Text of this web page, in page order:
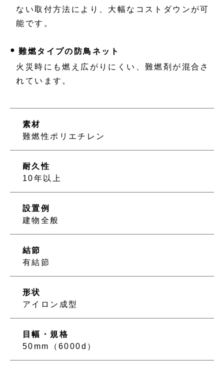
ない取付方法により、大幅なコストダウンが可
能です。
● 難燃タイプの防鳥ネット
火災時にも燃え広がりにくい、難燃剤が混合さ
れています。
素材
難燃性ポリエチレン
耐久性
10年以上
設置例
建物全般
結節
有結節
形状
アイロン成型
目幅・規格
50mm（6000d）